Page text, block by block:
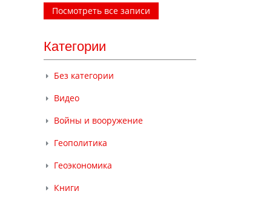
Посмотреть все записи
Категории
Без категории
Видео
Войны и вооружение
Геополитика
Геоэкономика
Книги